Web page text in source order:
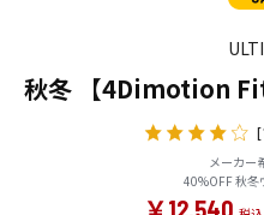
秋冬 【4Dimotion
メーカー
40%OFF 秋冬
￥12,540